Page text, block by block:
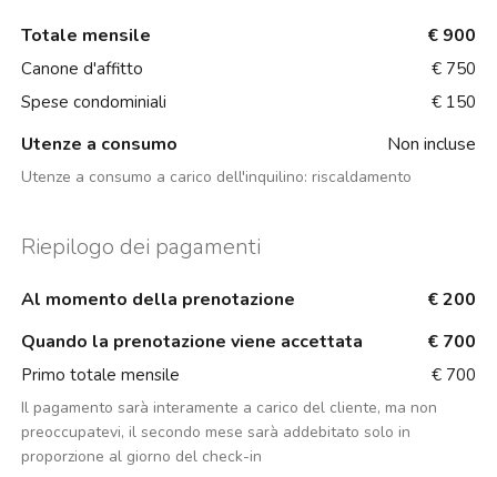
Totale mensile € 900
Canone d'affitto
€ 750
Spese condominiali
€ 150
Utenze a consumo Non incluse
Utenze a consumo a carico dell'inquilino: riscaldamento
Riepilogo dei pagamenti
Al momento della prenotazione
€ 200
Quando la prenotazione viene accettata
€ 700
Primo totale mensile € 700
Il pagamento sarà interamente a carico del cliente, ma non
preoccupatevi, il secondo mese sarà addebitato solo in
proporzione al giorno del check-in